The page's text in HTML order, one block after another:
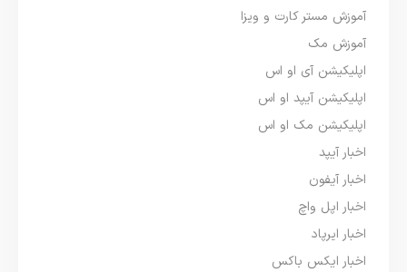
آموزش مستر کارت و ویزا
آموزش مک
اپلیکیشن آی او اس
اپلیکیشن آیپد او اس
اپلیکیشن مک او اس
اخبار آیپد
اخبار آیفون
اخبار اپل واچ
اخبار ایرپاد
اخبار ایکس باکس